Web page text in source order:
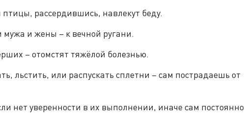
птицы, рассердившись, навлекут беду.
мужа и жены – к вечной ругани.
– отомстят тяжёлой болезнью.
льстить, или распускать сплетни – сам пострадаешь от
нет уверенности в их выполнении, иначе сам постоянно